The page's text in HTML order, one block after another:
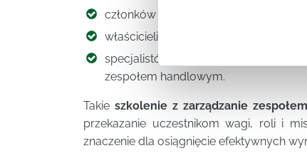
członków zarządu
właścicieli firm handlowych
specjalistów, którzy chcą swój awans
zespołem handlowym.
Takie szkolenie z zarządzanie
przekazanie uczestnikom wagi, roli i
znaczenie dla osiągnięcie efektywnych